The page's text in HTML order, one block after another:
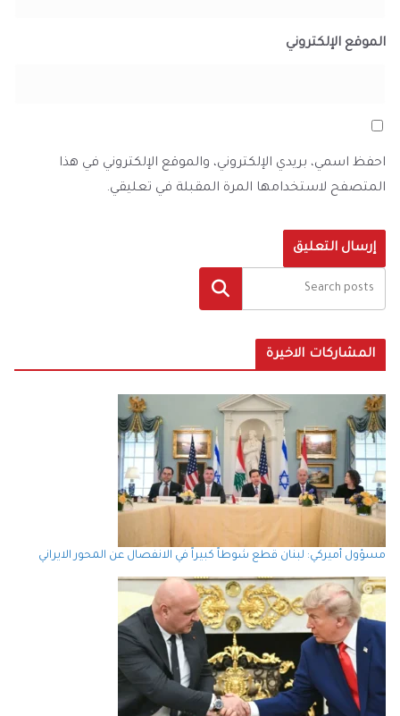
الموقع الإلكتروني
احفظ اسمي، بريدي الإلكتروني، والموقع الإلكتروني في هذا
المتصفح لاستخدامها المرة المقبلة في تعليقي.
البحث
المشاركات الاخيرة
مسؤول أميركي: لبنان قطع شوطاً كبيراً في الانفصال عن المحور الايراني